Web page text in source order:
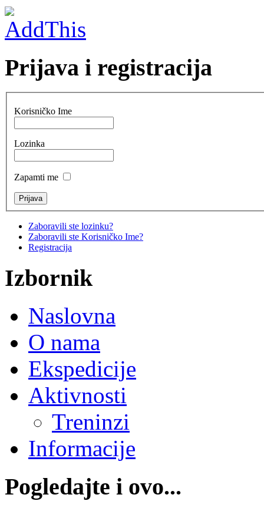
Prijava i registracija
Korisničko Ime
Lozinka
Zapamti me
Zaboravili ste lozinku?
Zaboravili ste Korisničko Ime?
Registracija
Izbornik
Naslovna
O nama
Ekspedicije
Aktivnosti
Treninzi
Informacije
Pogledajte i ovo...